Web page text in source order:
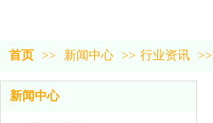
首页 >> 新闻中心 >> 行业资讯 >>
新闻中心